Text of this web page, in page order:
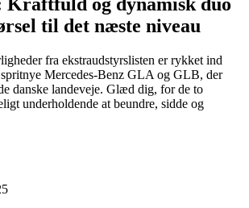
til det næste niveau
fra ekstraudstyrslisten er rykket ind
spritnye Mercedes-Benz GLA og GLB, der
danske landeveje. Glæd dig, for de to
underholdende at beundre, sidde og